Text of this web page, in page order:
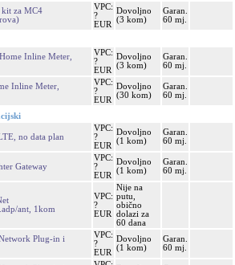
kit za MC4
VPC:
?
EUR
Dovoljno
(3 kom)
Garan.
60 mj.
Inline Meter,
VPC:
?
EUR
Dovoljno
(3 kom)
Garan.
60 mj.
Inline Meter,
VPC:
?
EUR
Dovoljno
(30 kom)
Garan.
60 mj.
no data plan
VPC:
?
EUR
Dovoljno
(1 kom)
Garan.
60 mj.
Gateway
VPC:
?
EUR
Dovoljno
(1 kom)
Garan.
60 mj.
ant, 1kom
VPC:
?
EUR
Nije na
putu,
obično
dolazi za
60 dana
Plug-in i
VPC:
?
EUR
Dovoljno
(1 kom)
Garan.
60 mj.